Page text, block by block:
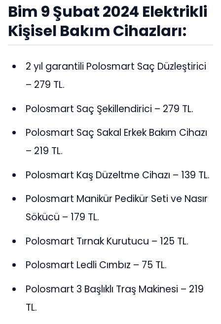
Bim 9 Şubat 2024 Elektrikli
Kişisel Bakım Cihazları:
2 yıl garantili Polosmart Saç Düzleştirici
– 279 TL.
Polosmart Saç Şekillendirici – 279 TL.
Polosmart Saç Sakal Erkek Bakım Cihazı
– 219 TL.
Polosmart Kaş Düzeltme Cihazı – 139 TL.
Polosmart Manikür Pedikür Seti ve Nasır
Sökücü – 179 TL.
Polosmart Tırnak Kurutucu – 125 TL.
Polosmart Ledli Cımbız – 75 TL.
Polosmart 3 Başlıklı Traş Makinesi – 219
TL.